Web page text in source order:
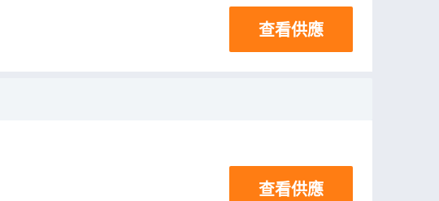
查看供應
查看供應